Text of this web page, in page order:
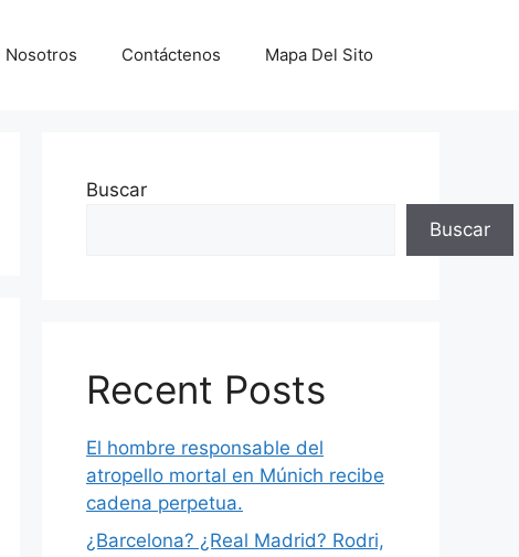
Nosotros Contáctenos Mapa Del Sito
Buscar
Buscar
Recent Posts
El hombre responsable del
atropello mortal en Múnich recibe
cadena perpetua.
¿Barcelona? ¿Real Madrid? Rodri,